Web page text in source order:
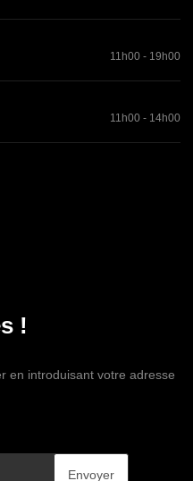
11h00 - 19h00
11h00 - 14h00
!
en introduisant votre adresse